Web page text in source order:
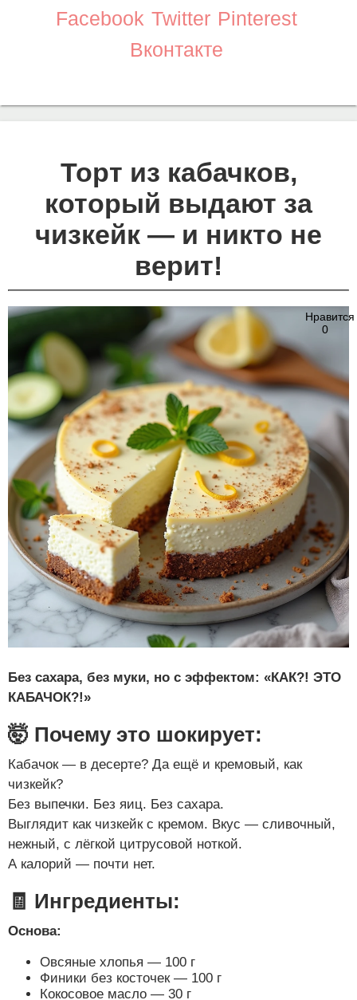
Facebook Twitter Pinterest
Вконтакте
Торт из кабачков,
который выдают за
чизкейк — и никто не
верит!
Нравится
0
Без сахара, без муки, но с эффектом: «КАК?! ЭТО
КАБАЧОК?!»
🤯 Почему это шокирует:
Кабачок — в десерте? Да ещё и кремовый, как
чизкейк?
Без выпечки. Без яиц. Без сахара.
Выглядит как чизкейк с кремом. Вкус — сливочный,
нежный, с лёгкой цитрусовой ноткой.
А калорий — почти нет.
🧾 Ингредиенты:
Основа:
Овсяные хлопья — 100 г
Финики без косточек — 100 г
Кокосовое масло — 30 г